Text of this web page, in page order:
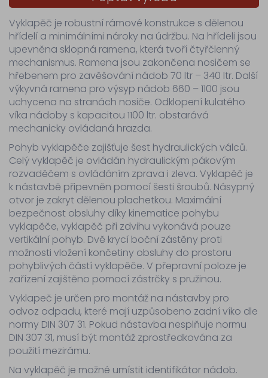
Vyklapěč je robustní rámové konstrukce s dělenou
hřídelí a minimálními nároky na údržbu. Na hřídeli jsou
upevněna sklopná ramena, která tvoří čtyřčlenný
mechanismus. Ramena jsou zakončena nosičem se
hřebenem pro zavěšování nádob 70 ltr – 340 ltr. Další
výkyvná ramena pro výsyp nádob 660 – 1100 jsou
uchycena na stranách nosiče. Odklopení kulatého
víka nádoby s kapacitou 1100 ltr. obstarává
mechanicky ovládaná hrazda.
Pohyb vyklapěče zajišťuje šest hydraulických válců.
Celý vyklapěč je ovládán hydraulickým pákovým
rozvaděčem s ovládáním zprava i zleva. Vyklapěč je
k nástavbě připevněn pomocí šesti šroubů. Násypný
otvor je zakryt dělenou plachetkou. Maximální
bezpečnost obsluhy díky kinematice pohybu
vyklapěče, vyklapěč při zdvihu vykonává pouze
vertikální pohyb. Dvě krycí boční zástěny proti
možnosti vložení končetiny obsluhy do prostoru
pohyblivých částí vyklapěče. V přepravní poloze je
zařízení zajištěno pomocí zástrčky s pružinou.
Vyklapeč je určen pro montáž na nástavby pro
odvoz odpadu, které mají uzpůsobeno zadní víko dle
normy DIN 307 31. Pokud nástavba nesplňuje normu
DIN 307 31, musí být montáž zprostředkována za
použití mezirámu.
Na vyklapěč je možné umístit identifikátor nádob.